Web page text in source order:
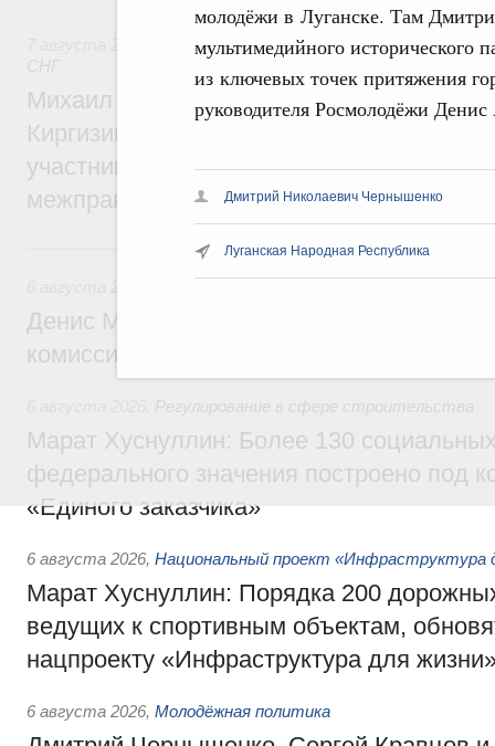
молодёжи в Луганске. Там
мультимедийного исторического
из ключевых точек притяжения
руководителя Росмолодёжи
Дмитрий Николаевич Чернышенко
Луганская Народная Республика
Евразийский экономический союз.
СНГ
Михаил Мишустин принял участие во
Киргизии Садыра Жапарова с главами
участников заседания Евразийского
межправительственного совета
6 августа, четверг
Денис Мантуров провёл заседание
комиссии по промышленности
Регулирование в сфере строительства
Марат Хуснуллин: Более 130
федерального значения построено под
«Единого заказчика»
6 августа 2026, Национальный проект «Инфраструктура
Марат Хуснуллин: Порядка 200
ведущих к спортивным объектам,
нацпроекту «Инфраструктура для
6 августа 2026, Молодёжная политика